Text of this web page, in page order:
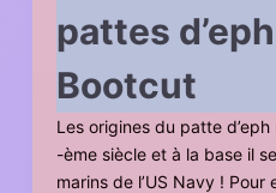
pattes
Bootcut
Les origines du patte
-ème siècle et à la base il
marins de l’US Navy !